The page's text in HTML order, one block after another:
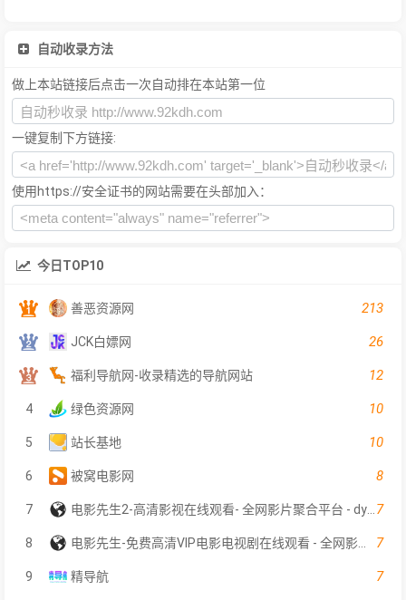
自动收录方法
做上本站链接后点击一次自动排在本站第一位
一键复制下方链接:
使用https://安全证书的网站需要在头部加入：
今日TOP10
善恶资源网 213
JCK白嫖网 26
福利导航网-收录精选的导航网站 12
4 绿色资源网 10
5 站长基地 10
6 被窝电影网 8
7 7
8 7
9 精导航 7